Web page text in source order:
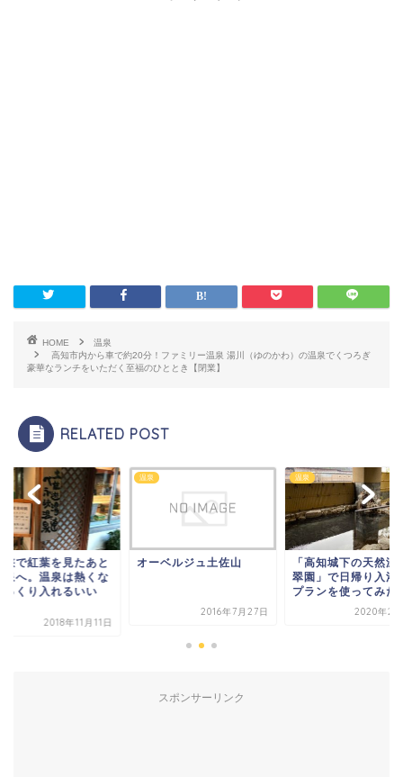
HOME
温泉
高知市内から車で約20分！ファミリー温泉 湯川（ゆのかわ）の温泉でくつろぎ
豪華なランチをいただく至福のひととき【閉業】
RELATED POST
峡で紅葉を見たあと
泉へ。温泉は熱くな
っくり入れるいい
2018年11月11日
温泉
オーベルジュ土佐山
2016年7月27日
温泉
「高知城下の天然温
翠園」で日帰り入浴
プランを使ってみた
2020年2
スポンサーリンク